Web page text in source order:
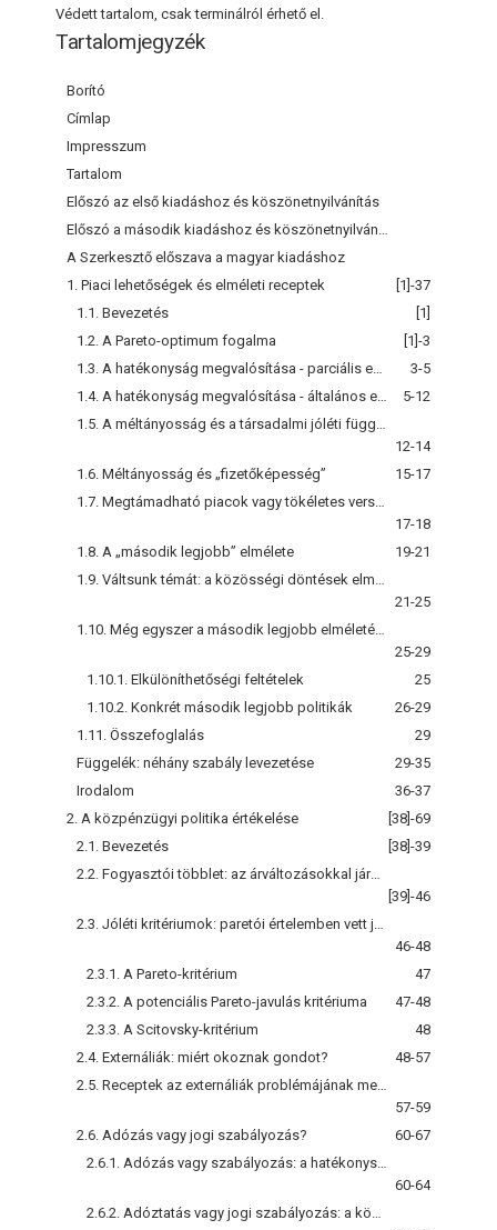
Védett tartalom, csak terminálról érhető el.
Tartalomjegyzék
Borító
Címlap
Impresszum
Tartalom
Előszó az első kiadáshoz és köszönetnyilvánítás
A Szerkesztő előszava a magyar kiadáshoz
1. Piaci lehetőségek és elméleti receptek
[1]-37
1.1. Bevezetés
[1]
1.2. A Pareto-optimum fogalma
[1]-3
3-5
5-12
12-14
1.6. Méltányosság és „fizetőképesség”
15-17
17-18
1.8. A „második legjobb” elmélete
19-21
21-25
25-29
1.10.1. Elkülöníthetőségi feltételek
25
1.10.2. Konkrét második legjobb politikák
26-29
1.11. Összefoglalás
29
Függelék: néhány szabály levezetése
29-35
Irodalom
36-37
2. A közpénzügyi politika értékelése
[38]-69
2.1. Bevezetés
[38]-39
2.2. Fogyasztói többlet: az árváltozásokkal járó jóléti hatások becslése
[39]-46
46-48
2.3.1. A Pareto-kritérium
47
2.3.2. A potenciális Pareto-javulás kritériuma
47-48
2.3.3. A Scitovsky-kritérium
48
2.4. Externáliák: miért okoznak gondot?
48-57
57-59
2.6. Adózás vagy jogi szabályozás?
60-67
60-64